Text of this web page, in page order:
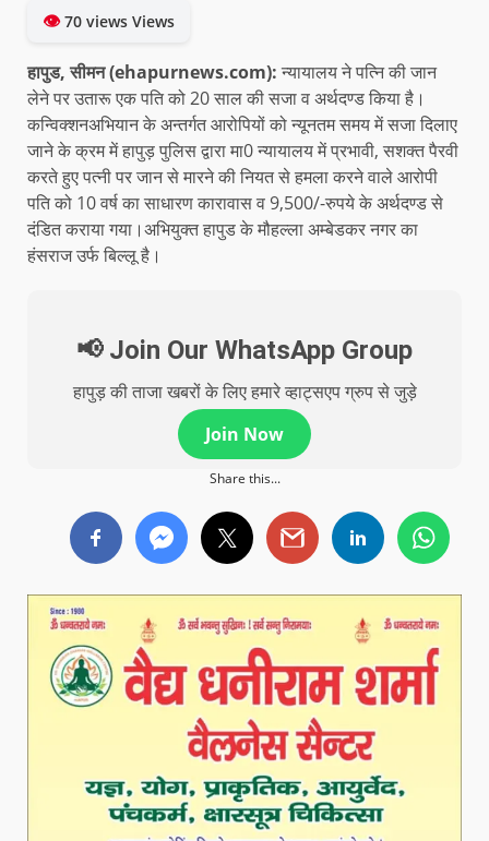
👁70 views Views
हापुड, सीमन (ehapurnews.com): न्यायालय ने पत्नि की जान
लेने पर उतारू एक पति को 20 साल की सजा व अर्थदण्ड किया है।
कन्विक्शनअभियान के अन्तर्गत आरोपियों को न्यूनतम समय में सजा दिलाए
जाने के क्रम में हापुड़ पुलिस द्वारा मा0 न्यायालय में प्रभावी, सशक्त पैरवी
करते हुए पत्नी पर जान से मारने की नियत से हमला करने वाले आरोपी
पति को 10 वर्ष का साधारण कारावास व 9,500/-रुपये के अर्थदण्ड से
दंडित कराया गया।अभियुक्त हापुड के मौहल्ला अम्बेडकर नगर का
हंसराज उर्फ बिल्लू है।
📢 Join Our WhatsApp Group
हापुड़ की ताजा खबरों के लिए हमारे व्हाट्सएप ग्रुप से जुड़े
Join Now
Share this...